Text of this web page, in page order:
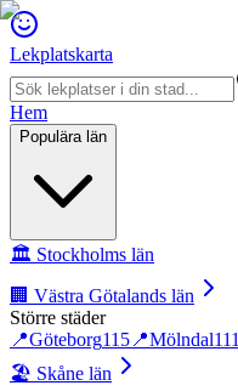
Lekplatskarta
Hem
Populära län
🏛️ Stockholms län
🏢 Västra Götalands län
Större städer
📍Göteborg115 📍Mölndal111
🏖️ Skåne län